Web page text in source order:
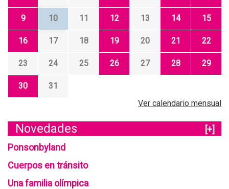
9 10 11 12 13 14 15
16 17 18 19 20 21 22
23 24 25 26 27 28 29
30
31
Ver calendario mensual
Novedades
[+]
Ponsonbyland
Cuerpos en tránsito
Una familia olímpica